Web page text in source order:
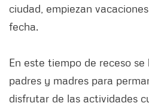
ciudad, empiezan
fecha.
En este tiempo de receso
padres y madres para
disfrutar de las actividades